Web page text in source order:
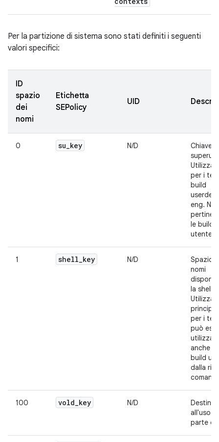
Per la partizione di sistema sono stati definiti i seguenti
valori specifici:
ID
spazio
dei
nomi
Etichetta
SEPolicy
UID
0 su_key N/D
Chiave
per i
build
eng. Non
le build
utente.
1 shell_key N/D
Spazio
nomi
la shell.
per i
può
anche
build
dalla
100 vold_key N/D
all'uso
parte di